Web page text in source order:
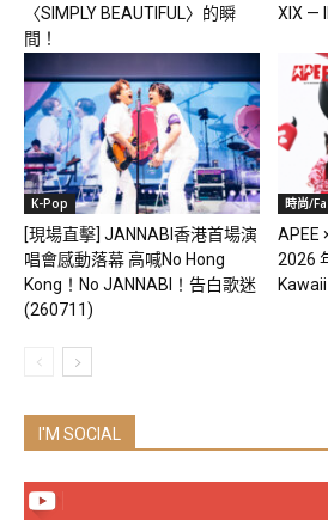
〈SIMPLY BEAUTIFUL〉的瞬
間！
XIX —
K-Pop
[現場直擊] JANNABI香港首場演
唱會感動落幕 高喊No Hong
Kong！No JANNABI！告白歌迷
(260711)
時尚/
APEE
2026
I'M SOCIAL